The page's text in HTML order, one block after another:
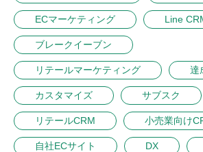
ECマーケティング Line
ブレークイーブン
リテールマーケティング 達
カスタマイズ サブスク
リテールCRM 小売業向け
自社ECサイト DX